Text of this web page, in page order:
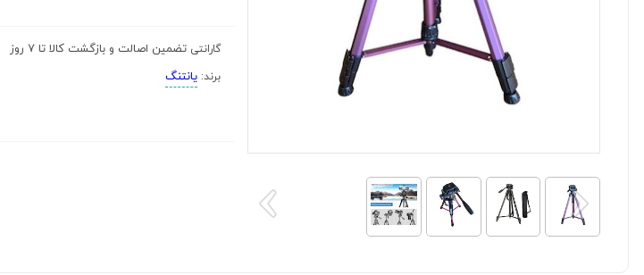
گارانتی تضمین اصالت و بازگشت کالا تا 7 روز
برند:یانتنگ